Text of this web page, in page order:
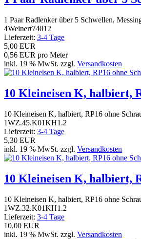
1 Paar Radlenker über 5 Schwellen,
4Weinert74012
Lieferzeit: 3-4 Tage
5,00 EUR
0,56 EUR pro Meter
inkl. 19 % MwSt. zzgl. Versandkosten
10 Kleineisen K, halbiert,
10 Kleineisen K, halbiert, RP16 ohne
1WZ.45.K01KH1.2
Lieferzeit: 3-4 Tage
5,30 EUR
inkl. 19 % MwSt. zzgl. Versandkosten
10 Kleineisen K, halbiert,
10 Kleineisen K, halbiert, RP16 ohne
1WZ.32.K01KH1.2
Lieferzeit: 3-4 Tage
10,00 EUR
inkl. 19 % MwSt. zzgl. Versandkosten